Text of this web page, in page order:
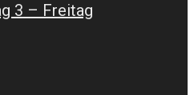
3 – Freitag